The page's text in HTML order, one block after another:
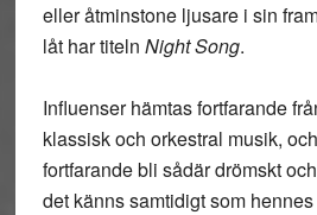
eller åtminstone ljusare i sin
låt har titeln Night Song.
Influenser hämtas fortfarande
klassisk och orkestral musik,
fortfarande bli sådär drömskt
det känns samtidigt som